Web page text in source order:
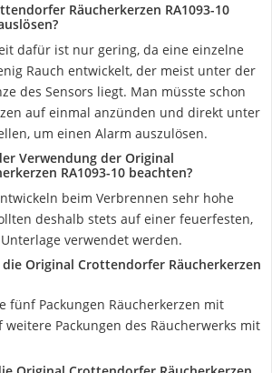
Räucherkerzen RA1093-10
dafür ist nur gering, da eine einzelne
Rauch entwickelt, der meist unter der
des Sensors liegt. Man müsste schon
auf einmal anzünden und direkt unter
um einen Alarm auszulösen.
Verwendung der Original
RA1093-10 beachten?
beim Verbrennen sehr hohe
deshalb stets auf einer feuerfesten,
verwendet werden.
Original Crottendorfer Räucherkerzen
fünf Packungen Räucherkerzen mit
Packungen des Räucherwerks mit